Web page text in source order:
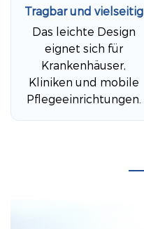
Tragbar und vielseitig
Das leichte Design
eignet sich für
Krankenhäuser,
Kliniken und mobile
Pflegeeinrichtungen.